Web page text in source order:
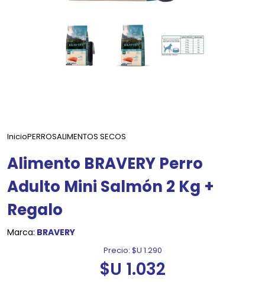
InicioPERROSALIMENTOS SECOS
Alimento BRAVERY Perro
Adulto Mini Salmón 2 Kg +
Regalo
Marca: BRAVERY
Precio: $U 1.290
$U 1.032